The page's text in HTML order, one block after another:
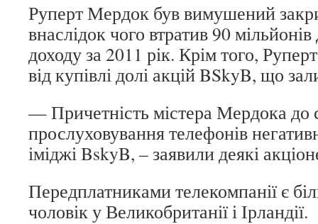
Руперт Мердок був вимушений
внаслідок чого втратив 90
доходу за 2011 рік. Крім того,
від купівлі долі акцій BSkyB, що
— Причетність містера Мердока до
прослуховування телефонів
іміджі BskyB, – заявили деякі
Передплатниками телекомпанії є
чоловік у Великобританії і Ірландії.